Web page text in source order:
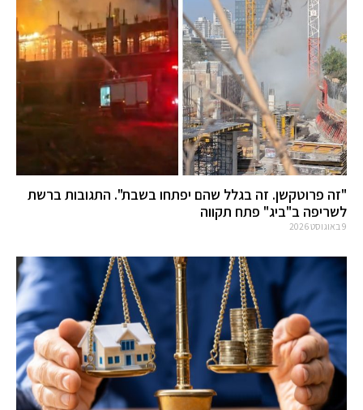
"זה פרוטקשן. זה בגלל שהם יפתחו בשבת". התגובות ברשת
לשריפה ב"ביג" פתח תקווה
9 באוגוסט 2026